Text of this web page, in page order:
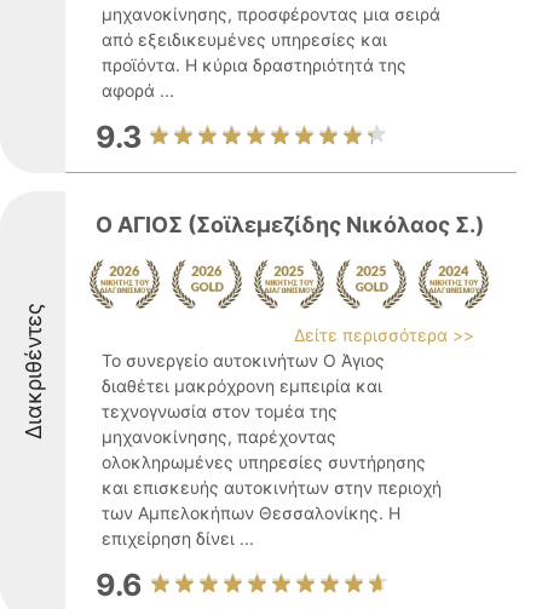
μηχανοκίνησης, προσφέροντας μια σειρά
από εξειδικευμένες υπηρεσίες και
προϊόντα. Η κύρια δραστηριότητά της
αφορά ...
9.3
Διακριθέντες
Ο ΑΓΙΟΣ (Σοϊλεμεζίδης Νικόλαος Σ.)
Δείτε περισσότερα >>
Το συνεργείο αυτοκινήτων Ο Άγιος
διαθέτει μακρόχρονη εμπειρία και
τεχνογνωσία στον τομέα της
μηχανοκίνησης, παρέχοντας
ολοκληρωμένες υπηρεσίες συντήρησης
και επισκευής αυτοκινήτων στην περιοχή
των Αμπελοκήπων Θεσσαλονίκης. Η
επιχείρηση δίνει ...
9.6